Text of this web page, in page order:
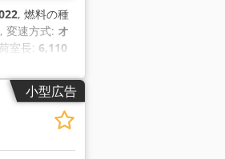
, 燃料の種
, 変速方式: オ
室長: 6,110
,
小型広告